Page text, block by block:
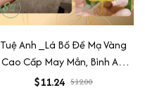
Tuệ Anh _Lá Bồ Đề Mạ Vàng
Cao Cấp May Mắn, Bình An,
Chiêu Tài Lộc
$11.24 $12.00